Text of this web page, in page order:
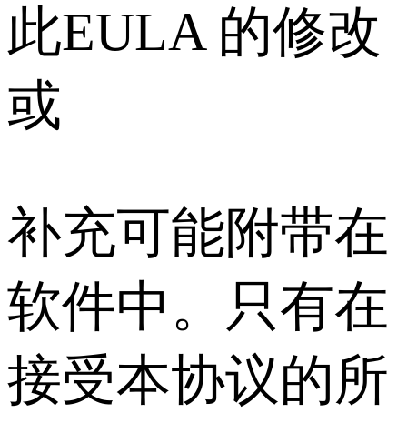
此EULA 的修改
或
补充可能附带在
软件中。只有在
接受本协议的所